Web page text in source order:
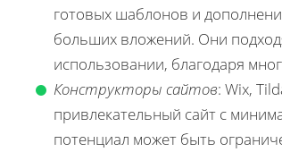
готовых шаблонов и
больших вложений. Они
использовании, благодаря
Конструкторы сайтов: Wix,
привлекательный сайт с
потенциал может быть